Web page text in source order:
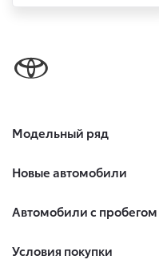
Модельный ряд
Новые автомобили
Автомобили с пробегом
Условия покупки